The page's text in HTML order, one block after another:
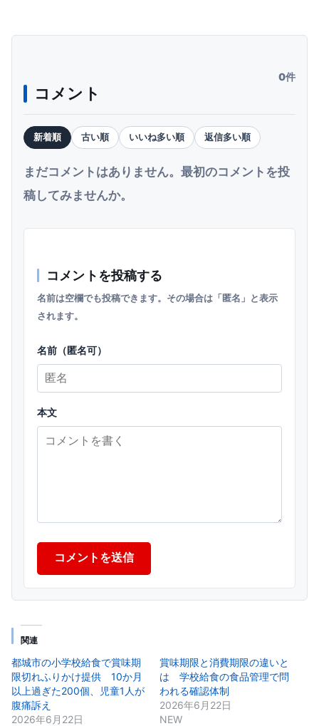
コメント
0件
新着順 古い順 いいね多い順 返信多い順
まだコメントはありません。最初のコメントを投
稿してみませんか。
コメントを投稿する
名前は空欄でも投稿できます。その場合は「匿名」と表示
されます。
名前（匿名可）
本文
コメントを送信
関連
都城市の小学校給食で賞味期
限切れふりかけ提供 10か月
以上過ぎた200個、児童1人が
腹痛訴え
2026年6月22日
賞味期限と消費期限の違いと
は 学校給食の食品管理で問
われる確認体制
2026年6月22日
NEW